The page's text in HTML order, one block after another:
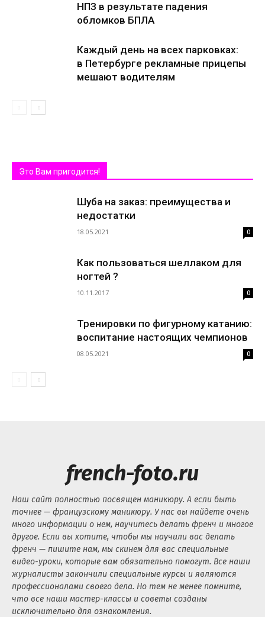
НПЗ в результате падения
обломков БПЛА
Каждый день на всех парковках:
в Петербурге рекламные прицепы
мешают водителям
Это Вам пригодится!
Шуба на заказ: преимущества и
недостатки
18.05.2021 0
Как пользоваться шеллаком для
ногтей ?
10.11.2017 0
Тренировки по фигурному катанию:
воспитание настоящих чемпионов
08.05.2021 0
french-foto.ru
Наш сайт полностью посвящен маникюру. А если быть
точнее — французскому маникюру. У нас вы найдете очень
много информации о нем, научитесь делать френч и многое
другое. Если вы хотите, чтобы мы научили вас делать
френч — пишите нам, мы скинем для вас специальные
видео-уроки, которые вам обязательно помогут. Все наши
журналисты закончили специальные курсы и являются
профессионалами своего дела. Но тем не менее помните,
что все наши мастер-классы и советы созданы
исключительно для ознакомления.